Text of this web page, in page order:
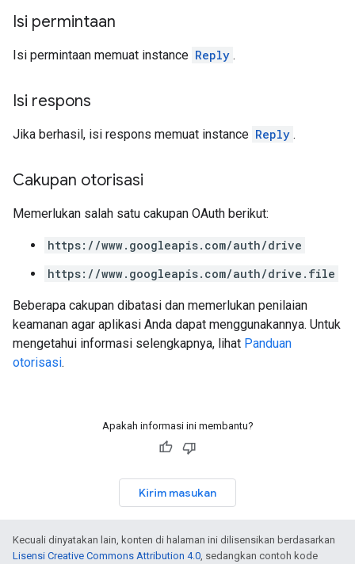
Isi permintaan
Isi permintaan memuat instance Reply .
Isi respons
Jika berhasil, isi respons memuat instance Reply .
Cakupan otorisasi
Memerlukan salah satu cakupan OAuth berikut:
https://www.googleapis.com/auth/drive
https://www.googleapis.com/auth/drive.file
Beberapa cakupan dibatasi dan memerlukan penilaian
keamanan agar aplikasi Anda dapat menggunakannya. Untuk
mengetahui informasi selengkapnya, lihat Panduan
otorisasi.
Apakah informasi ini membantu?
Kirim masukan
Kecuali dinyatakan lain, konten di halaman ini dilisensikan berdasarkan
Lisensi Creative Commons Attribution 4.0, sedangkan contoh kode